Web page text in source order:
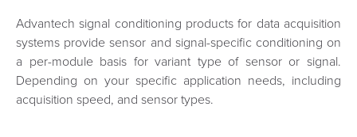
Advantech signal conditioning products for data acquisition
systems provide sensor and signal-specific conditioning on
a per-module basis for variant type of sensor or signal.
Depending on your specific application needs, including
acquisition speed, and sensor types.